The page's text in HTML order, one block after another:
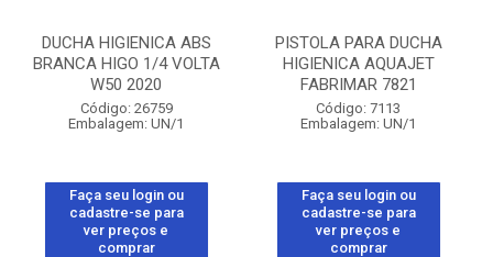
DUCHA HIGIENICA ABS
BRANCA HIGO 1/4 VOLTA
W50 2020
Código: 26759
Embalagem: UN/1
Faça seu login ou
cadastre-se para
ver preços e
comprar
PISTOLA PARA DUCHA
HIGIENICA AQUAJET
FABRIMAR 7821
Código: 7113
Embalagem: UN/1
Faça seu login ou
cadastre-se para
ver preços e
comprar